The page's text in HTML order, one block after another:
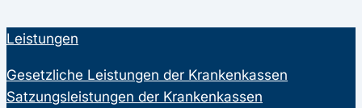
Leistungen
Gesetzliche Leistungen der Krankenkassen
Satzungsleistungen der Krankenkassen